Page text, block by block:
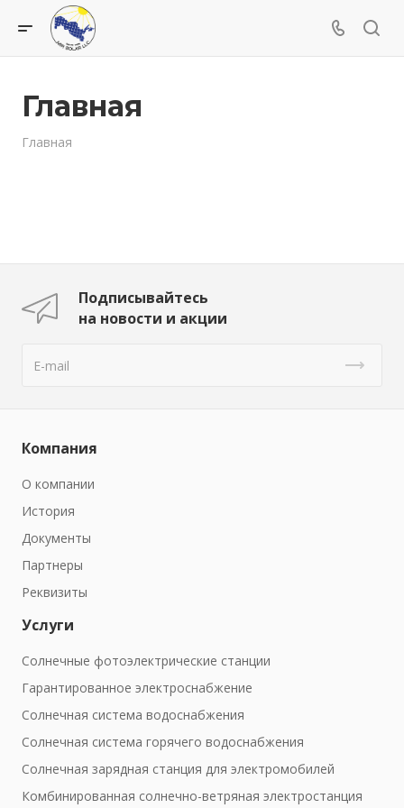
Главная
Главная
Подписывайтесь
на новости и акции
Компания
О компании
История
Документы
Партнеры
Реквизиты
Услуги
Солнечные фотоэлектрические станции
Гарантированное электроснабжение
Солнечная система водоснабжения
Солнечная система горячего водоснабжения
Солнечная зарядная станция для электромобилей
Комбинированная солнечно-ветряная электростанция